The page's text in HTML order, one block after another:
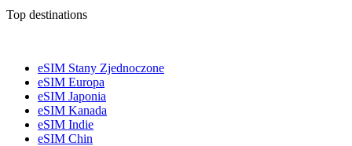
Top destinations
eSIM Stany Zjednoczone
eSIM Europa
eSIM Japonia
eSIM Kanada
eSIM Indie
eSIM Chin